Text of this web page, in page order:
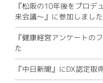
『松阪の10年後をプロデ
来会議～』に参加しました
『健康経営アンケートの
た
『中日新聞』にDX認定